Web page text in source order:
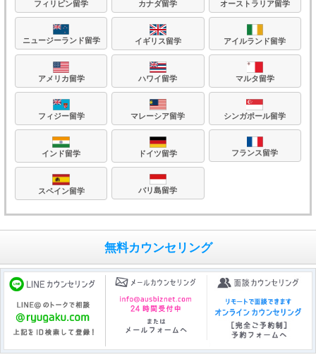
フィリピン留学 カナダ留学 オーストラリア留学
ニュージーランド留学 イギリス留学 アイルランド留学
アメリカ留学 ハワイ留学 マルタ留学
フィジー留学 マレーシア留学 シンガポール留学
インド留学 ドイツ留学 フランス留学
スペイン留学 バリ島留学
無料カウンセリング